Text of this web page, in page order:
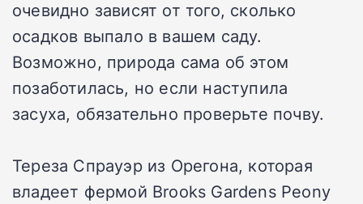
очевидно зависят от того, сколько
осадков выпало в вашем саду.
Возможно, природа сама об этом
позаботилась, но если наступила
засуха, обязательно проверьте почву.
Тереза Спрауэр из Орегона, которая
владеет фермой Brooks Gardens Peony